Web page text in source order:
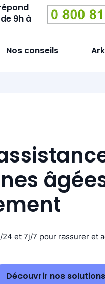
9h à
Nos conseils
et 7j/7 pour rassurer et
Découvrir nos solutions